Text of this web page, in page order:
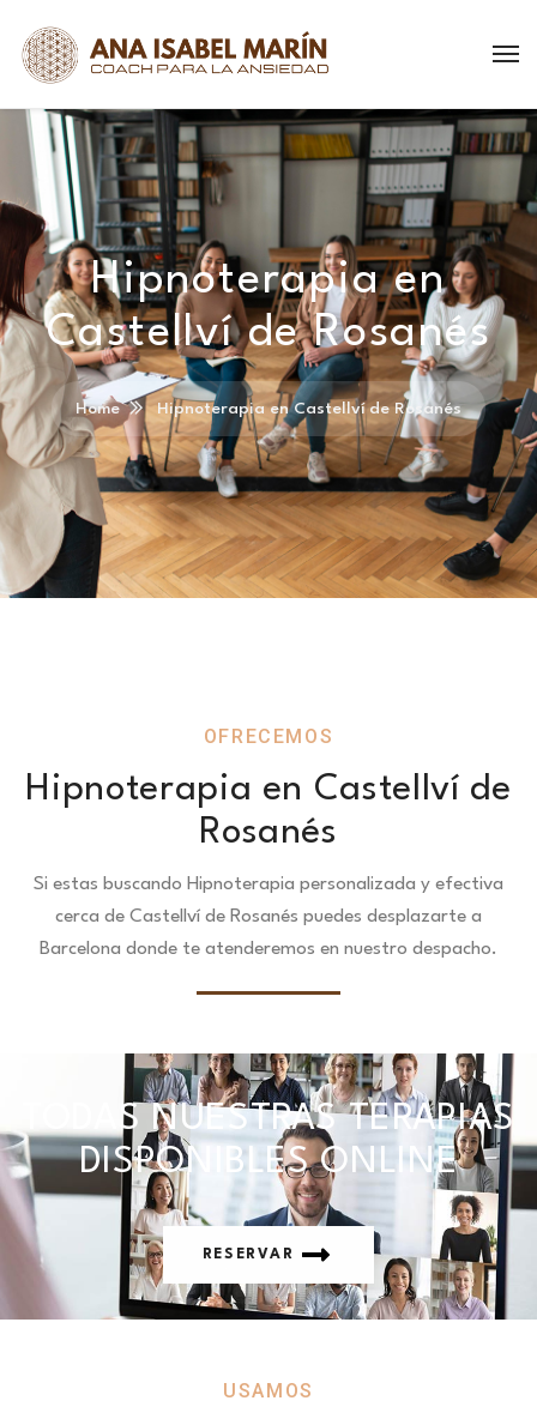
Hipnoterapia en
Castellví de Rosanés
Home Hipnoterapia en Castellví de Rosanés
OFRECEMOS
Hipnoterapia en Castellví de
Rosanés
Si estas buscando Hipnoterapia personalizada y efectiva
cerca de Castellví de Rosanés puedes desplazarte a
Barcelona donde te atenderemos en nuestro despacho.
TODAS NUESTRAS TERAPIAS
DISPONIBLES ONLINE
RESERVAR
USAMOS